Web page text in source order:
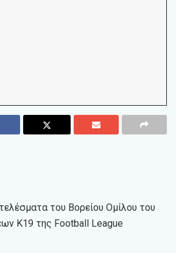
του Βορείου Ομίλου του
Κ19 της Football League